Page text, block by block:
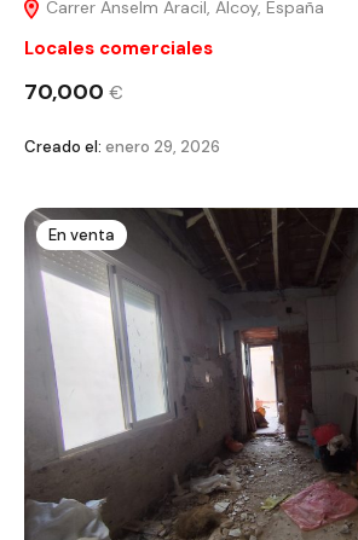
Carrer Anselm Aracil, Alcoy, España
Locales comerciales
70,000 €
Creado el: enero 29, 2026
En venta